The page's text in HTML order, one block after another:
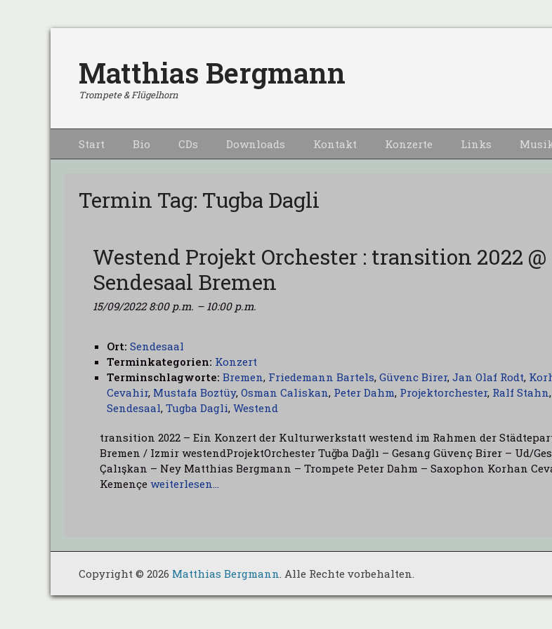
Matthias Bergmann
Trompete & Flügelhorn
Primärmenu
zum
Start Bio CDs Downloads Kontakt Konzerte Links
Termin Tag: Tugba Dagli
Westend Projekt Orchester : transition 2022 @
Sendesaal Bremen
15/09/2022 8:00 p.m. – 10:00 p.m.
Ort: Sendesaal
Terminkategorien: Konzert
Terminschlagworte: Bremen, Friedemann Bartels, Güvenc Birer, Jan Olaf Rodt,
Cevahir, Mustafa Boztüy, Osman Caliskan, Peter Dahm, Projektorchester, Ralf Stahn,
Sendesaal, Tugba Dagli, Westend
transition 2022 – Ein Konzert der Kulturwerkstatt westend im Rahmen der
Bremen / Izmir westendProjektOrchester Tuğba Dağlı – Gesang Güvenç Birer – Ud/
Çalışkan – Ney Matthias Bergmann – Trompete Peter Dahm – Saxophon Korhan
Kemençe weiterlesen…
Copyright © 2026 Matthias Bergmann. Alle Rechte vorbehalten.